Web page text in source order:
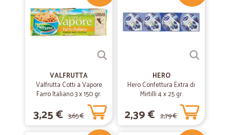
VALFRUTTA
Valfrutta Cotti a Vapore
Farro Italiano 3 x 150 gr.
3,25 € 3,65 €
HERO
Hero Confettura Extra di
Mirtilli 4 x 25 gr.
2,39 € 2,79 €